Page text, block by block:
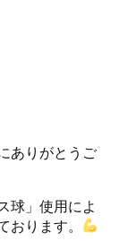
ありがとうご
球」使用によ
ります。